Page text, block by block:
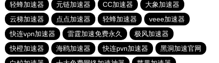
轻蜂加速器
元链加速器 CC加速器
大象加速器
云梯加速器
点点加速器 轻蜂加速器
veee加速器
快连vρn加速器
雷霆加速免费永久
极风加速器
快橙加速器
海鸥加速器 快连pvn加速器
黑洞加速官网